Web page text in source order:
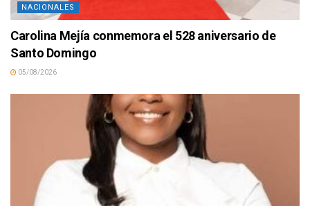
NACIONALES
Carolina Mejía conmemora el 528 aniversario de
Santo Domingo
05/08/2026